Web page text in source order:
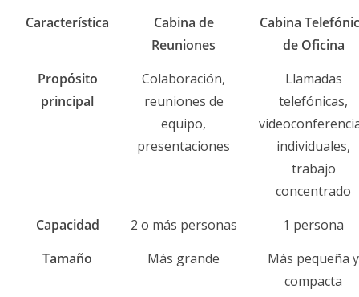
Característica
Cabina de
Reuniones
Cabina
de Oficina
Propósito
principal
Colaboración,
reuniones de
equipo,
presentaciones
Llamadas
telefónicas,
individuales,
trabajo
concentrado
Capacidad
2 o más personas
1 persona
Tamaño
Más grande
Más pequeña y
compacta